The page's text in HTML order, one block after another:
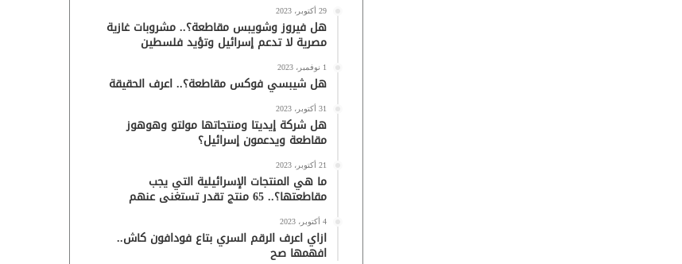
29 أكتوبر، 2023
هل فيروز وشويبس مقاطعة؟.. مشروبات غازية
مصرية لا تدعم إسرائيل وتؤيد فلسطين
1 نوفمبر، 2023
هل شيبسي فوكس مقاطعة؟.. اعرف الحقيقة
31 أكتوبر، 2023
هل شركة إيديتا ومنتجاتها مولتو وهوهوز
مقاطعة ويدعمون إسرائيل؟
21 أكتوبر، 2023
ما هي المنتجات الإسرائيلية التي يجب
مقاطعتها؟.. 65 منتج تقدر تستغنى عنهم
4 أكتوبر، 2023
ازاي اعرف الرقم السري بتاع فودافون كاش..
افهمها صح